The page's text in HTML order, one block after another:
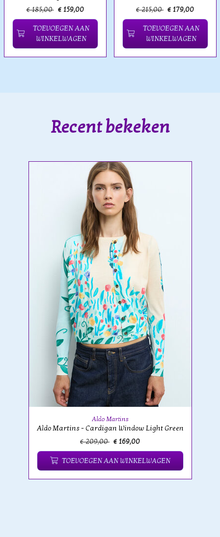
€ 185,00 € 159,00
TOEVOEGEN AAN
WINKELWAGEN
€ 215,00 € 179,00
TOEVOEGEN AAN
WINKELWAGEN
Recent bekeken
Aldo Martins
Aldo Martins - Cardigan Window Light Green
€ 209,00 € 169,00
TOEVOEGEN AAN WINKELWAGEN